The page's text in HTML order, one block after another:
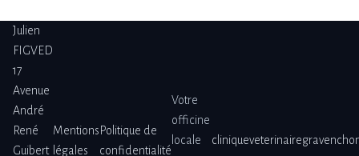
Julien
FIGVED
17
Avenue
André
René
Guibert
Mentions
légales
Politique de
confidentialité
Votre
officine
locale